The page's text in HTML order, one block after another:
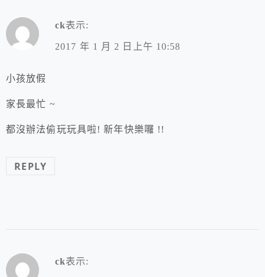
ck表示:
2017 年 1 月 2 日上午 10:58
小孩放假
家長最忙 ~
都沒辦法偷玩玩具啦! 新年快樂囉 !!
REPLY
ck表示: